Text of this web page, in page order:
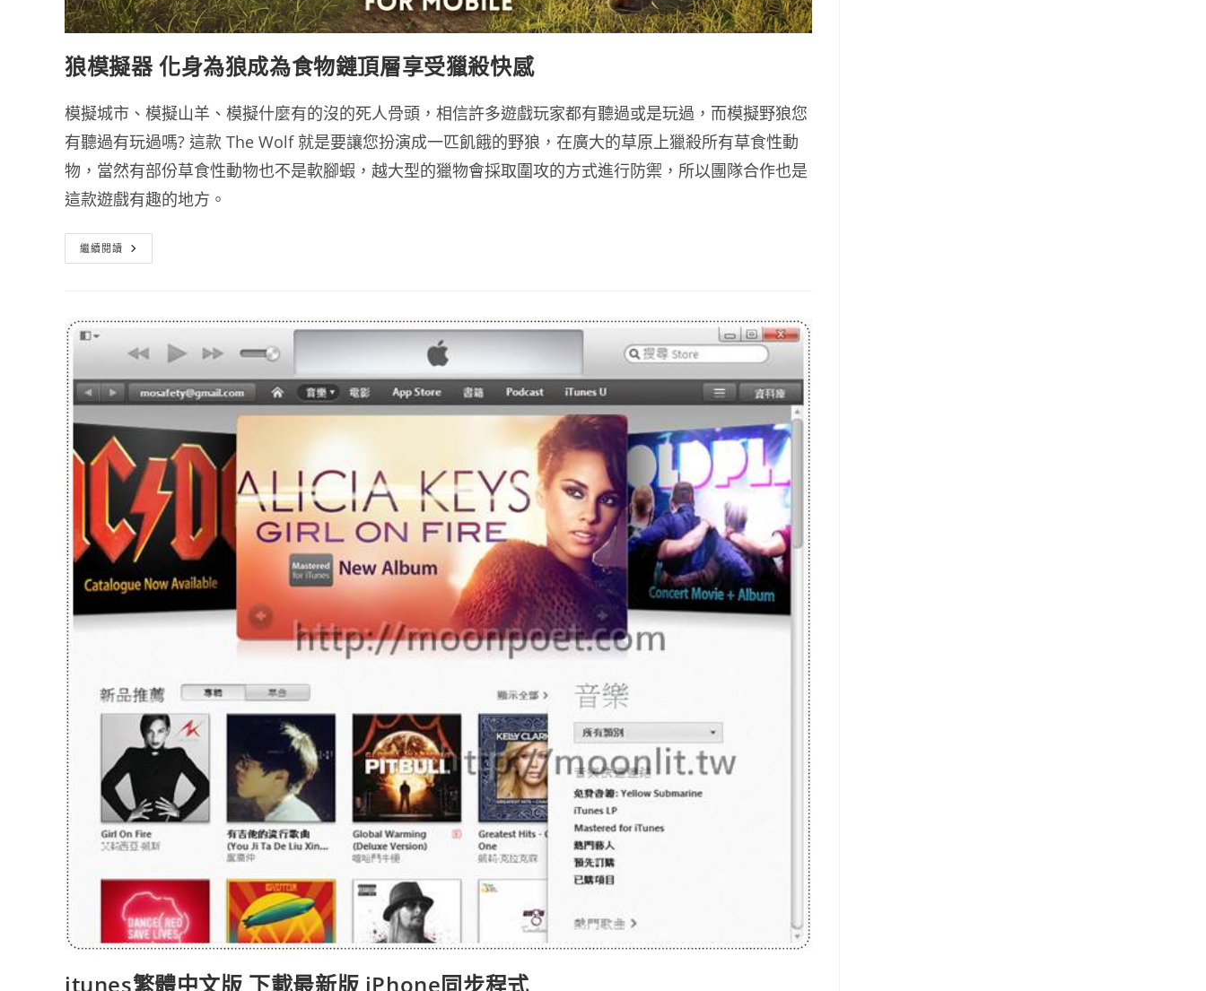
狼模擬器 化身為狼成為食物鏈頂層享受獵殺快感
模擬城市、模擬山羊、模擬什麼有的沒的死人骨頭，相信許多遊戲玩家都有聽過或是玩過，而模擬野狼您
有聽過有玩過嗎? 這款 The Wolf 就是要讓您扮演成一匹飢餓的野狼，在廣大的草原上獵殺所有草食性動
物，當然有部份草食性動物也不是軟腳蝦，越大型的獵物會採取圍攻的方式進行防禦，所以團隊合作也是
這款遊戲有趣的地方。
繼續閱讀 狼
模
為
成
為
物
鏈
頂
層
受
獵
殺
快
感
itunes繁體中文版 下載最新版 iPhone同步程式